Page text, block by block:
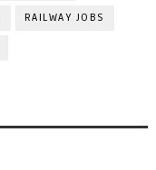
RAILWAY JOBS